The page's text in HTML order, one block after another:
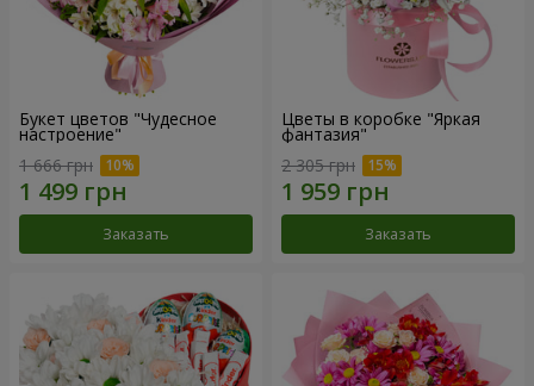
Букет цветов "Чудесное
настроение"
1 666 грн
Заказать
Цветы в коробке "Яркая
фантазия"
2 305 грн
Заказать